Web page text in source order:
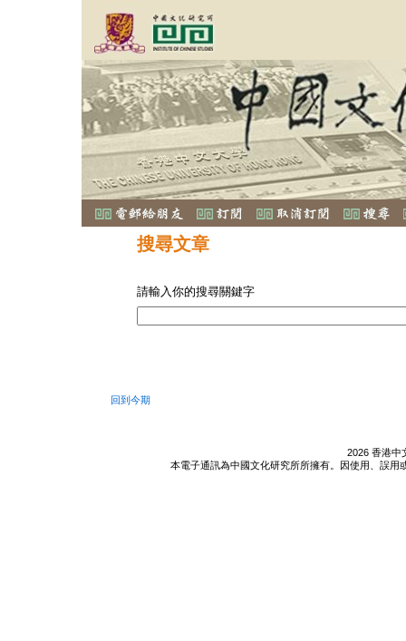
搜尋文章
請輸入你的搜尋關鍵字
回到今期
2026 香港中
本電子通訊為中國文化研究所所擁有。因使用、誤